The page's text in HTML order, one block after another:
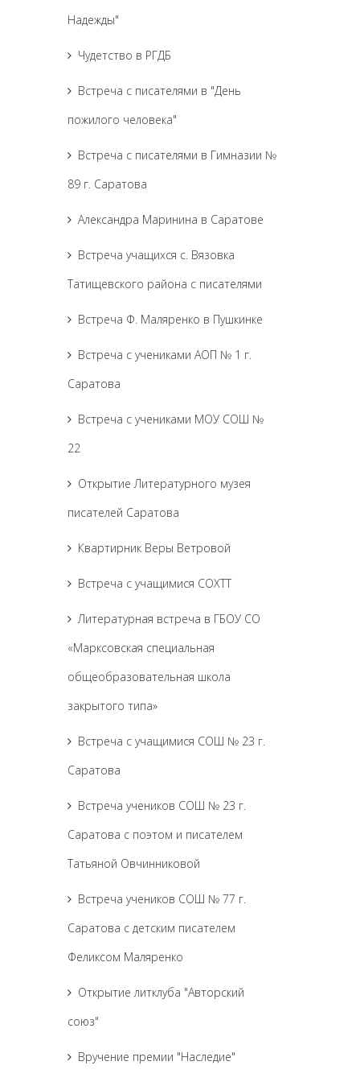
Надежды"
Чудетство в РГДБ
Встреча с писателями в "День
пожилого человека"
Встреча с писателями в Гимназии №
89 г. Саратова
Александра Маринина в Саратове
Встреча учащихся с. Вязовка
Татищевского района с писателями
Встреча Ф. Маляренко в Пушкинке
Встреча с учениками АОП № 1 г.
Саратова
Встреча с учениками МОУ СОШ №
22
Открытие Литературного музея
писателей Саратова
Квартирник Веры Ветровой
Встреча с учащимися СОХТТ
Литературная встреча в ГБОУ СО
«Марксовская специальная
общеобразовательная школа
закрытого типа»
Встреча с учащимися СОШ № 23 г.
Саратова
Встреча учеников СОШ № 23 г.
Саратова с поэтом и писателем
Татьяной Овчинниковой
Встреча учеников СОШ № 77 г.
Саратова с детским писателем
Феликсом Маляренко
Открытие литклуба "Авторский
союз"
Вручение премии "Наследие"